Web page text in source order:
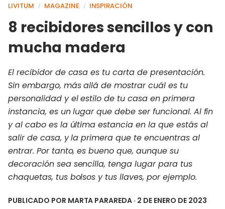
LIVITUM / MAGAZINE / INSPIRACIÓN
8 recibidores sencillos y con
mucha madera
El recibidor de casa es tu carta de presentación.
Sin embargo, más allá de mostrar cuál es tu
personalidad y el estilo de tu casa en primera
instancia, es un lugar que debe ser funcional. Al fin
y al cabo es la última estancia en la que estás al
salir de casa, y la primera que te encuentras al
entrar. Por tanto, es bueno que, aunque su
decoración sea sencilla, tenga lugar para tus
chaquetas, tus bolsos y tus llaves, por ejemplo.
PUBLICADO POR MARTA PARAREDA · 2 DE ENERO DE 2023